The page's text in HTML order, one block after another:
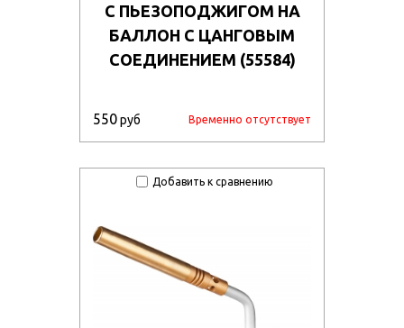
С ПЬЕЗОПОДЖИГОМ НА
БАЛЛОН С ЦАНГОВЫМ
СОЕДИНЕНИЕМ (55584)
550руб Временно отсутствует
Добавить к сравнению